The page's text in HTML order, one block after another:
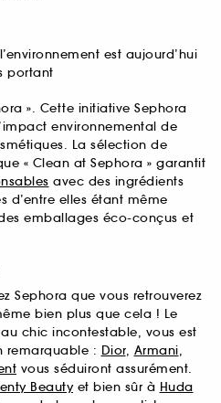
est aujourd’hui
portant
». Cette initiative Sephora
environnemental de
La sélection de
« Clean at Sephora » garantit
avec des ingrédients
d’entre elles étant même
emballages éco-conçus et
Sephora que vous retrouverez
bien plus que cela ! Le
chic incontestable, vous est
remarquable : Dior, Armani,
vous séduiront assurément.
Beautyet bien sûr à Huda